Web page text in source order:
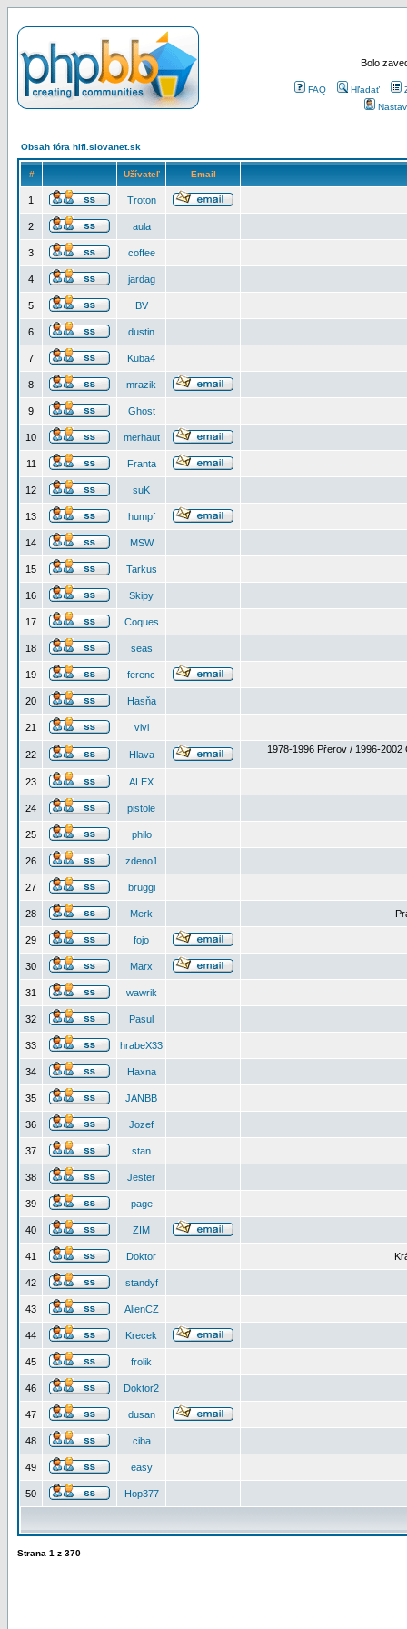
Bolo
FAQ Hľadať
Obsah fóra hifi.slovanet.sk
# Užívateľ Email
1 Troton
2 aula
3 coffee
4 jardag
5 BV
6 dustin
7 Kuba4
8 mrazik
9 Ghost
10 merhaut
11 Franta
12 suK
13 humpf
14 MSW
15 Tarkus
16 Skipy
17 Coques
18 seas
19 ferenc
20 Hasňa
21 vivi
22 Hlava 1978-1996 Přerov / 1996-2002
23 ALEX
24 pistole
25 philo
26 zdeno1
27 bruggi
28 Merk
29 fojo
30 Marx
31 wawrik
32 Pasul
33 hrabeX33
34 Haxna
35 JANBB
36 Jozef
37 stan
38 Jester
39 page
40 ZIM
41 Doktor
42 standyf
43 AlienCZ
44 Krecek
45 frolik
46 Doktor2
47 dusan
48 ciba
49 easy
50 Hop377
Strana 1 z 370